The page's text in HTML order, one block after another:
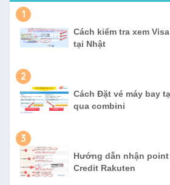
1
Cách kiểm tra xem
tại Nhật
2
Cách Đặt vé máy bay
qua combini
3
Hướng dẫn nhận
Credit Rakuten